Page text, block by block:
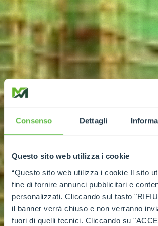
Consenso Dettagli
Questo sito web utilizza i cookie
“Questo sito web utilizza i cookie Il sito
fine di fornire annunci pubblicitari e
personalizzati. Cliccando sul tasto
il banner verrà chiuso e non verranno
fuori di quelli tecnici. Cliccando su